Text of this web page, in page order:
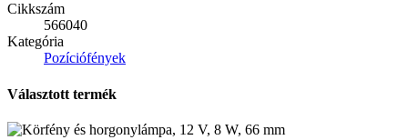
Cikkszám
566040
Kategória
Pozíciófények
Választott termék